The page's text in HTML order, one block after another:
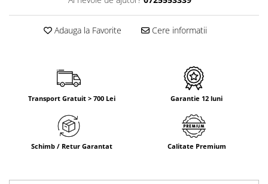
Adauga la Favorite Cere informatii
Transport Gratuit > 700 Lei Garantie 12 luni
Schimb / Retur Garantat Calitate Premium